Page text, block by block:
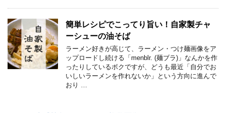
簡単レシピでこってり旨い！自家製チャ
ーシューの油そば
ラーメン好きが高じて、ラーメン・つけ麺画像をア
ップロードし続ける「menblr. (麺ブラ)」なんかを作
ったりしているボクですが、どうも最近「自分でお
いしいラーメンを作れないか」という方向に進んで
おり …